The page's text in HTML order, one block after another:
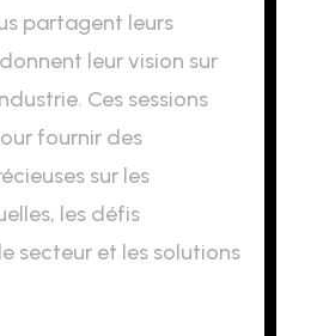
partagent leurs
leur vision sur
Ces sessions
fournir des
sur les
les défis
secteur et les solutions